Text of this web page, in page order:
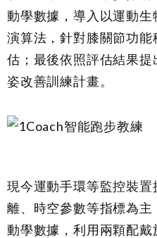
動學數據，導入以運動
演算法，針對膝關節功
估；最後依照評估結果
姿改善訓練計畫。
現今運動手環等監控裝
離、時空參數等指標為
動學數據，利用兩顆配